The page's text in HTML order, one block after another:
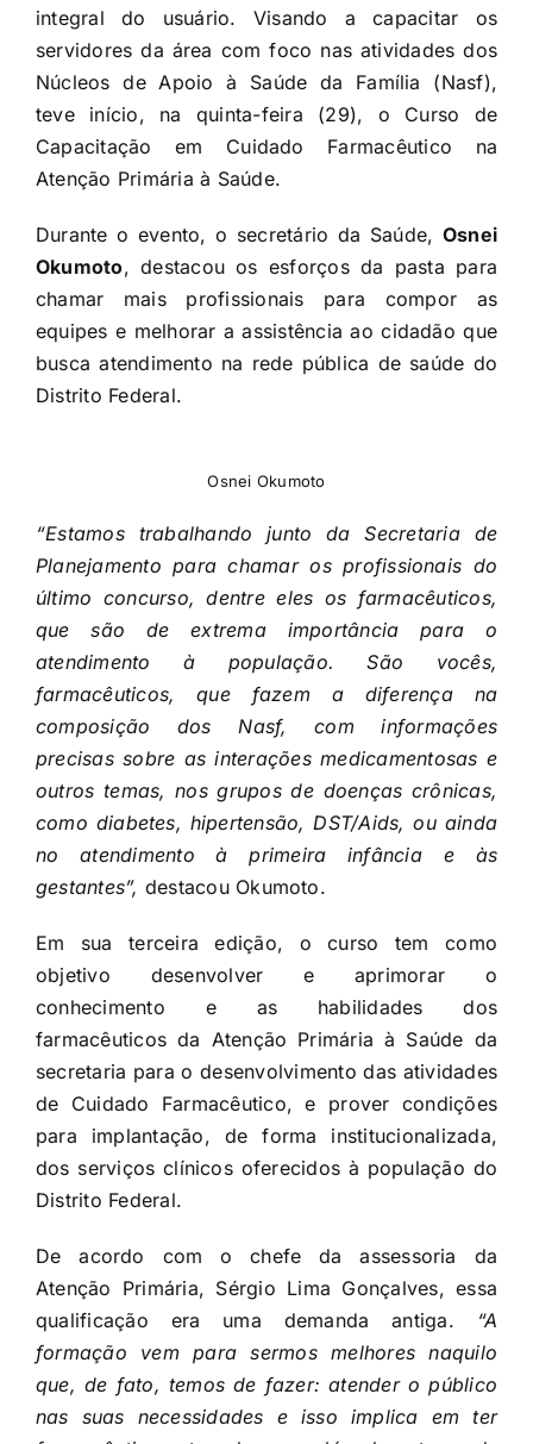
integral do usuário. Visando a capacitar os
servidores da área com foco nas atividades dos
Núcleos de Apoio à Saúde da Família (Nasf),
teve início, na quinta-feira (29), o Curso de
Capacitação em Cuidado Farmacêutico na
Atenção Primária à Saúde.
Durante o evento, o secretário da Saúde, Osnei
Okumoto, destacou os esforços da pasta para
chamar mais profissionais para compor as
equipes e melhorar a assistência ao cidadão que
busca atendimento na rede pública de saúde do
Distrito Federal.
Osnei Okumoto
“Estamos trabalhando junto da Secretaria de
Planejamento para chamar os profissionais do
último concurso, dentre eles os farmacêuticos,
que são de extrema importância para o
atendimento à população. São vocês,
farmacêuticos, que fazem a diferença na
composição dos Nasf, com informações
precisas sobre as interações medicamentosas e
outros temas, nos grupos de doenças crônicas,
como diabetes, hipertensão, DST/Aids, ou ainda
no atendimento à primeira infância e às
gestantes”, destacou Okumoto.
Em sua terceira edição, o curso tem como
objetivo desenvolver e aprimorar o
conhecimento e as habilidades dos
farmacêuticos da Atenção Primária à Saúde da
secretaria para o desenvolvimento das atividades
de Cuidado Farmacêutico, e prover condições
para implantação, de forma institucionalizada,
dos serviços clínicos oferecidos à população do
Distrito Federal.
De acordo com o chefe da assessoria da
Atenção Primária, Sérgio Lima Gonçalves, essa
qualificação era uma demanda antiga.
“A
formação vem para sermos melhores naquilo
que, de fato, temos de fazer: atender o público
nas suas necessidades e isso implica em ter